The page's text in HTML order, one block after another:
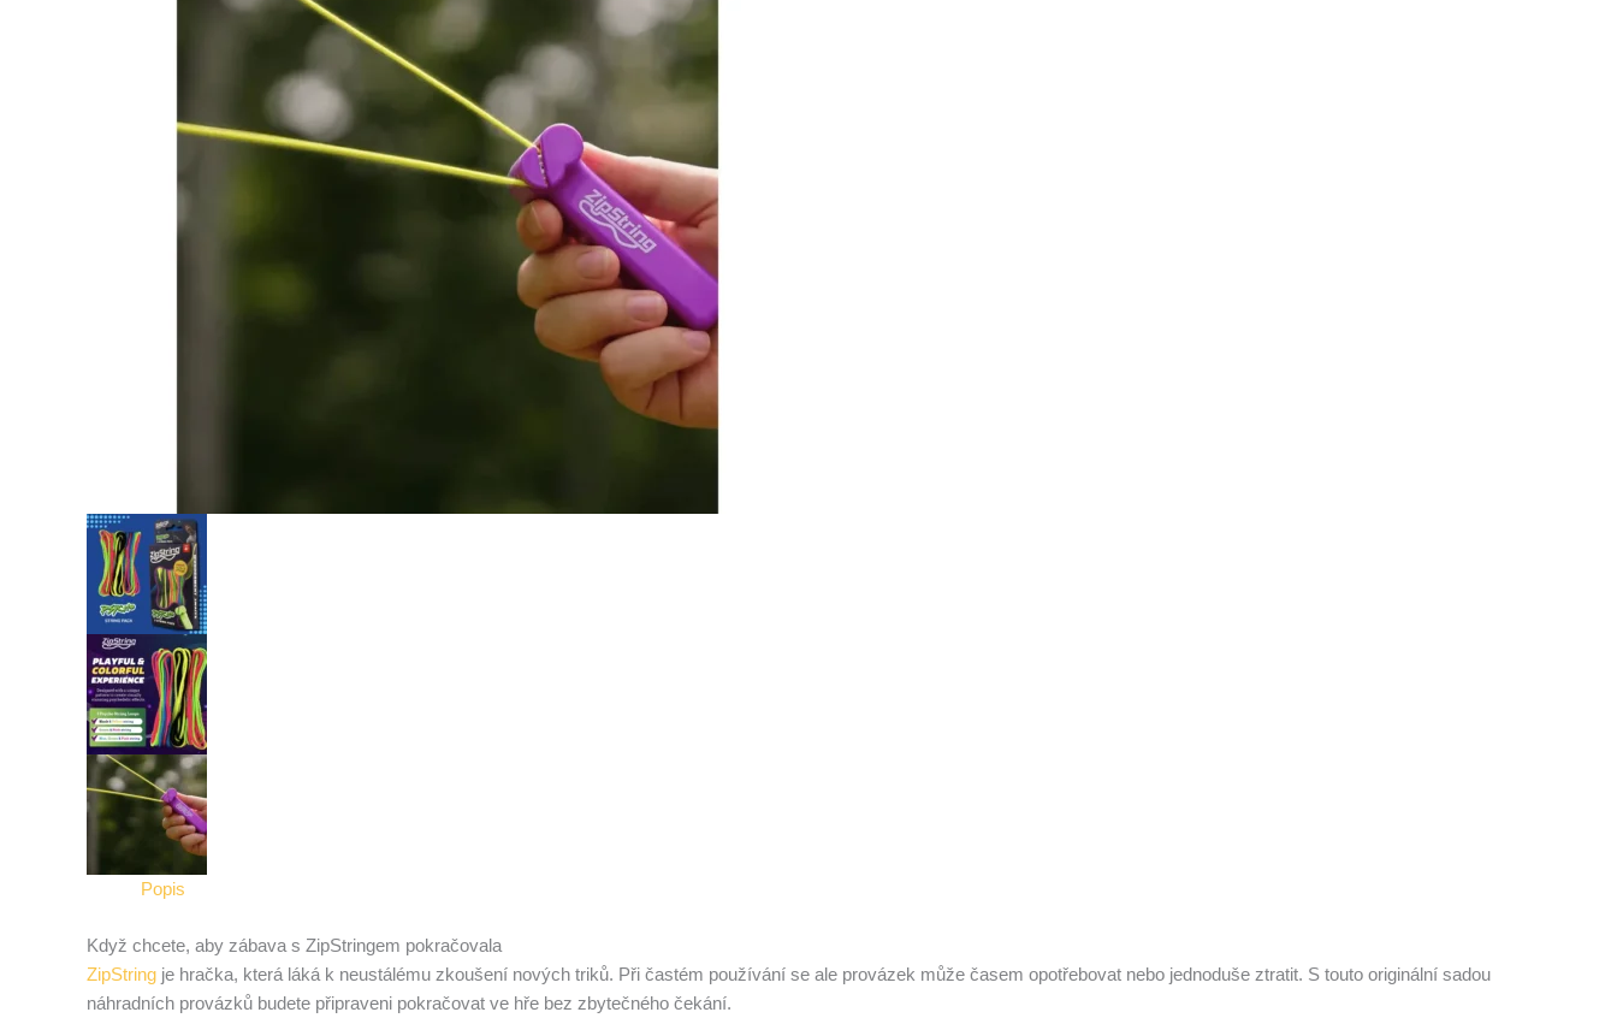
Popis
Když chcete, aby zábava s ZipStringem pokračovala
ZipString je hračka, která láká k neustálému zkoušení nových triků. Při častém používání se ale provázek může časem opotřebovat nebo jednoduše ztratit. S touto originální sadou
náhradních provázků budete připraveni pokračovat ve hře bez zbytečného čekání.